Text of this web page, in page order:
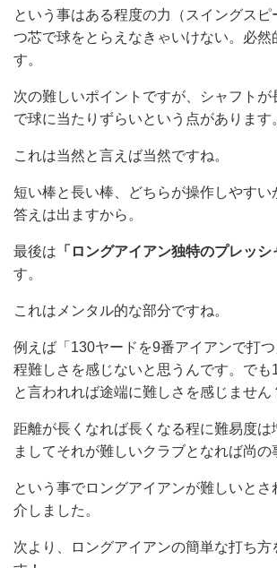
という事はある程度の力（スイングス
つ芯で球をとらえなきゃいけない。必然
す。
次の難しいポイントですが、シャフトが
で球に当たりずらいという点があります
これは当然と言えば当然ですね。
短い棒と長い棒、どちらが操作しやすい
答えは出ますから。
最後は 「ロングアイアン独特のプレッシ
す。
これはメンタル的な部分ですね。
例えば「130ヤードを9番アイアンで打
程難しさを感じないと思うんです。でも
と言われれば途端に難しさを感じません
距離が長くなれば長くなる程に難易度は
ましてそれが難しいクラブとなれば尚の
という事でロングアイアンが難しいとさ
介しました。
次より、ロングアイアンの簡単な打ち方